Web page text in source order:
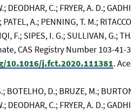
DEODHAR, C.; FRYER, A. D.;
A.; PENNING, T. M.;
F.; SIPES, I. G.; SULLIVAN, G.;
CAS Registry Number 103-41-
10.1016/j.fct.2020.111381.
BOTELHO, D.; BRUZE, M.;
DEODHAR, C.; FRYER, A. D.;